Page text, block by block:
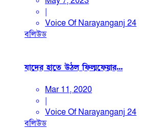
|
Voice Of Narayanganj 24
বলিউড
যাদের হাতে উঠল ফিল্মফেয়ার...
Mar 11, 2020
|
Voice Of Narayanganj 24
বলিউড